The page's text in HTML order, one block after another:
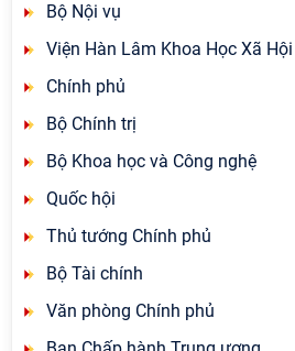
Bộ Nội vụ
Viện Hàn Lâm Khoa Học Xã
Chính phủ
Bộ Chính trị
Bộ Khoa học và Công nghệ
Quốc hội
Thủ tướng Chính phủ
Bộ Tài chính
Văn phòng Chính phủ